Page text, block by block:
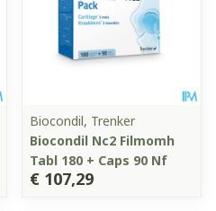
Biocondil, Trenker
Biocondil Nc2 Filmomh
Tabl 180 + Caps 90 Nf
€ 107,29